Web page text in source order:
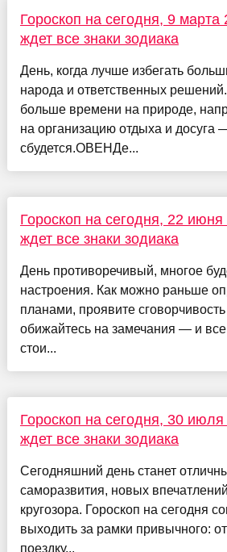
Гороскоп на сегодня, 9 марта
ждет все знаки зодиака
День, когда лучше избегать
народа и ответственных
больше времени на природе,
на организацию отдыха и досуга
сбудется.ОВЕНДе...
Гороскоп на сегодня, 22 июня
ждет все знаки зодиака
День противоречивый, многое
настроения. Как можно раньше
планами, проявите сговорчивость
обижайтесь на замечания — и
стои...
Гороскоп на сегодня, 30 июля
ждет все знаки зодиака
Сегодняшний день станет
саморазвития, новых
кругозора. Гороскоп на сегодня
выходить за рамки привычного:
поездку...